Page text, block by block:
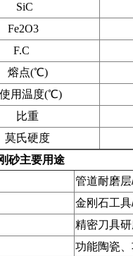
(℃)
温度(℃)
重
硬度
砂主要用途
管道耐磨
金刚石工
精密刀具
功能陶瓷